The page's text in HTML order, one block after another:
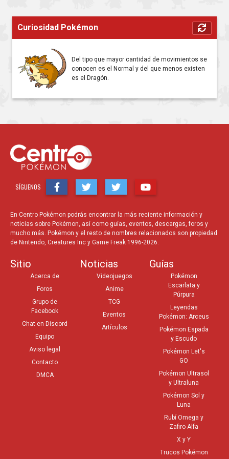
Lunes 22 de Noviembre, 5:00
PM GMT-3
CHIMCHAR HORA
DESTACADA
EVENTO SUPERÉPICO DEL
TRAVESURAS
Viernes 26 de Noviembre, 10:00
AM Hora Local
PIPLUP HORA DESTACADA
Martes 30 de Noviembre, 6:00
PM Hora Local
Curiosidad Pokémon
Del tipo que mayor cantidad de movimientos se
conocen es el Normal y del que menos existen
es el Dragón.
SÍGUENOS
En Centro Pokémon podrás encontrar la más reciente información y
noticias sobre Pokémon, así como guías, eventos, descargas, foros y
mucho más. Pokémon y el resto de nombres relacionados son propiedad
de Nintendo, Creatures Inc y Game Freak 1996-2026.
Sitio
Acerca de
Foros
Grupo de
Facebook
Chat en Discord
Equipo
Aviso legal
Contacto
DMCA
Noticias
Videojuegos
Anime
TCG
Eventos
Artículos
Guías
Pokémon
Escarlata y
Púrpura
Leyendas
Pokémon: Arceus
Pokémon Espada
y Escudo
Pokémon Let's
GO
Pokémon Ultrasol
y Ultraluna
Pokémon Sol y
Luna
Rubí Omega y
Zafiro Alfa
X y Y
Trucos Pokémon